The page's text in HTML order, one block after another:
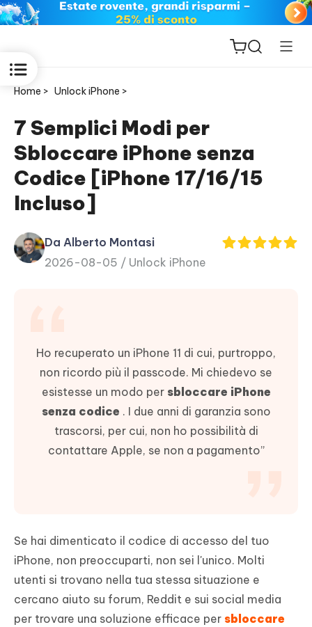
ReiBoot
for iOS
PDF
Editor
New
Home > Unlock iPhone >
7 Semplici Modi per
Sbloccare iPhone senza
Codice [iPhone 17/16/15
Incluso]
Da Alberto Montasi
2026-08-05 / Unlock iPhone
Ho recuperato un iPhone 11 di cui, purtroppo,
non ricordo più il passcode. Mi chiedevo se
esistesse un modo per sbloccare iPhone
senza codice . I due anni di garanzia sono
trascorsi, per cui, non ho possibilità di
contattare Apple, se non a pagamento”
Se hai dimenticato il codice di accesso del tuo
iPhone, non preoccuparti, non sei l'unico. Molti
utenti si trovano nella tua stessa situazione e
cercano aiuto su forum, Reddit e sui social media
per trovare una soluzione efficace per sbloccare